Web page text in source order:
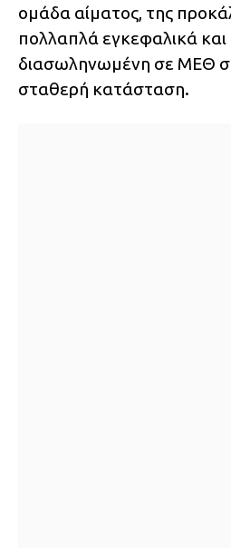
ομάδα αίματος, της
πολλαπλά εγκεφαλικά
διασωληνωμένη σε ΜΕΘ
σταθερή κατάσταση.